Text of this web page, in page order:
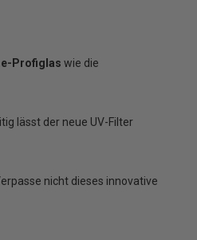
Profiglas wie die
lässt der neue UV-Filter
nicht dieses innovative